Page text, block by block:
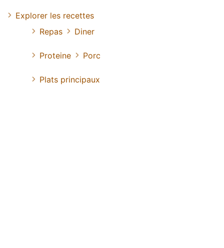
Explorer les recettes
Repas
Diner
Proteine Porc
Plats principaux